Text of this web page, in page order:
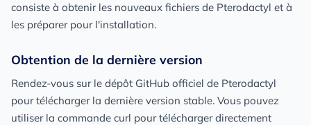
consiste à obtenir les nouveaux fichiers de Pterodactyl et à
les préparer pour l'installation.
Obtention de la dernière version
Rendez-vous sur le dépôt GitHub officiel de Pterodactyl
pour télécharger la dernière version stable. Vous pouvez
utiliser la commande curl pour télécharger directement